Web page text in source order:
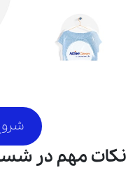
نکات مهم در